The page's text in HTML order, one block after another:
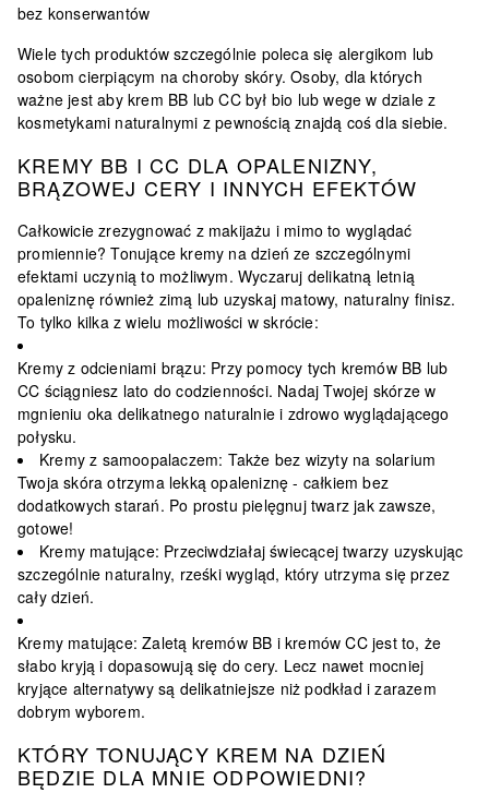
bez konserwantów
Wiele tych produktów szczególnie poleca się alergikom lub
osobom cierpiącym na choroby skóry. Osoby, dla których
ważne jest aby krem BB lub CC był bio lub wege w dziale z
kosmetykami naturalnymi z pewnością znajdą coś dla siebie.
KREMY BB I CC DLA OPALENIZNY,
BRĄZOWEJ CERY I INNYCH EFEKTÓW
Całkowicie zrezygnować z makijażu i mimo to wyglądać
promiennie? Tonujące kremy na dzień ze szczególnymi
efektami uczynią to możliwym. Wyczaruj delikatną letnią
opaleniznę również zimą lub uzyskaj matowy, naturalny finisz.
To tylko kilka z wielu możliwości w skrócie:
Kremy z odcieniami brązu: Przy pomocy tych kremów BB lub
CC ściągniesz lato do codzienności. Nadaj Twojej skórze w
mgnieniu oka delikatnego naturalnie i zdrowo wyglądającego
połysku.
Kremy z samoopalaczem: Także bez wizyty na solarium
Twoja skóra otrzyma lekką opaleniznę - całkiem bez
dodatkowych starań. Po prostu pielęgnuj twarz jak zawsze,
gotowe!
Kremy matujące: Przeciwdziałaj świecącej twarzy uzyskując
szczególnie naturalny, rześki wygląd, który utrzyma się przez
cały dzień.
Kremy matujące: Zaletą kremów BB i kremów CC jest to, że
słabo kryją i dopasowują się do cery. Lecz nawet mocniej
kryjące alternatywy są delikatniejsze niż podkład i zarazem
dobrym wyborem.
KTÓRY TONUJĄCY KREM NA DZIEŃ
BĘDZIE DLA MNIE ODPOWIEDNI?